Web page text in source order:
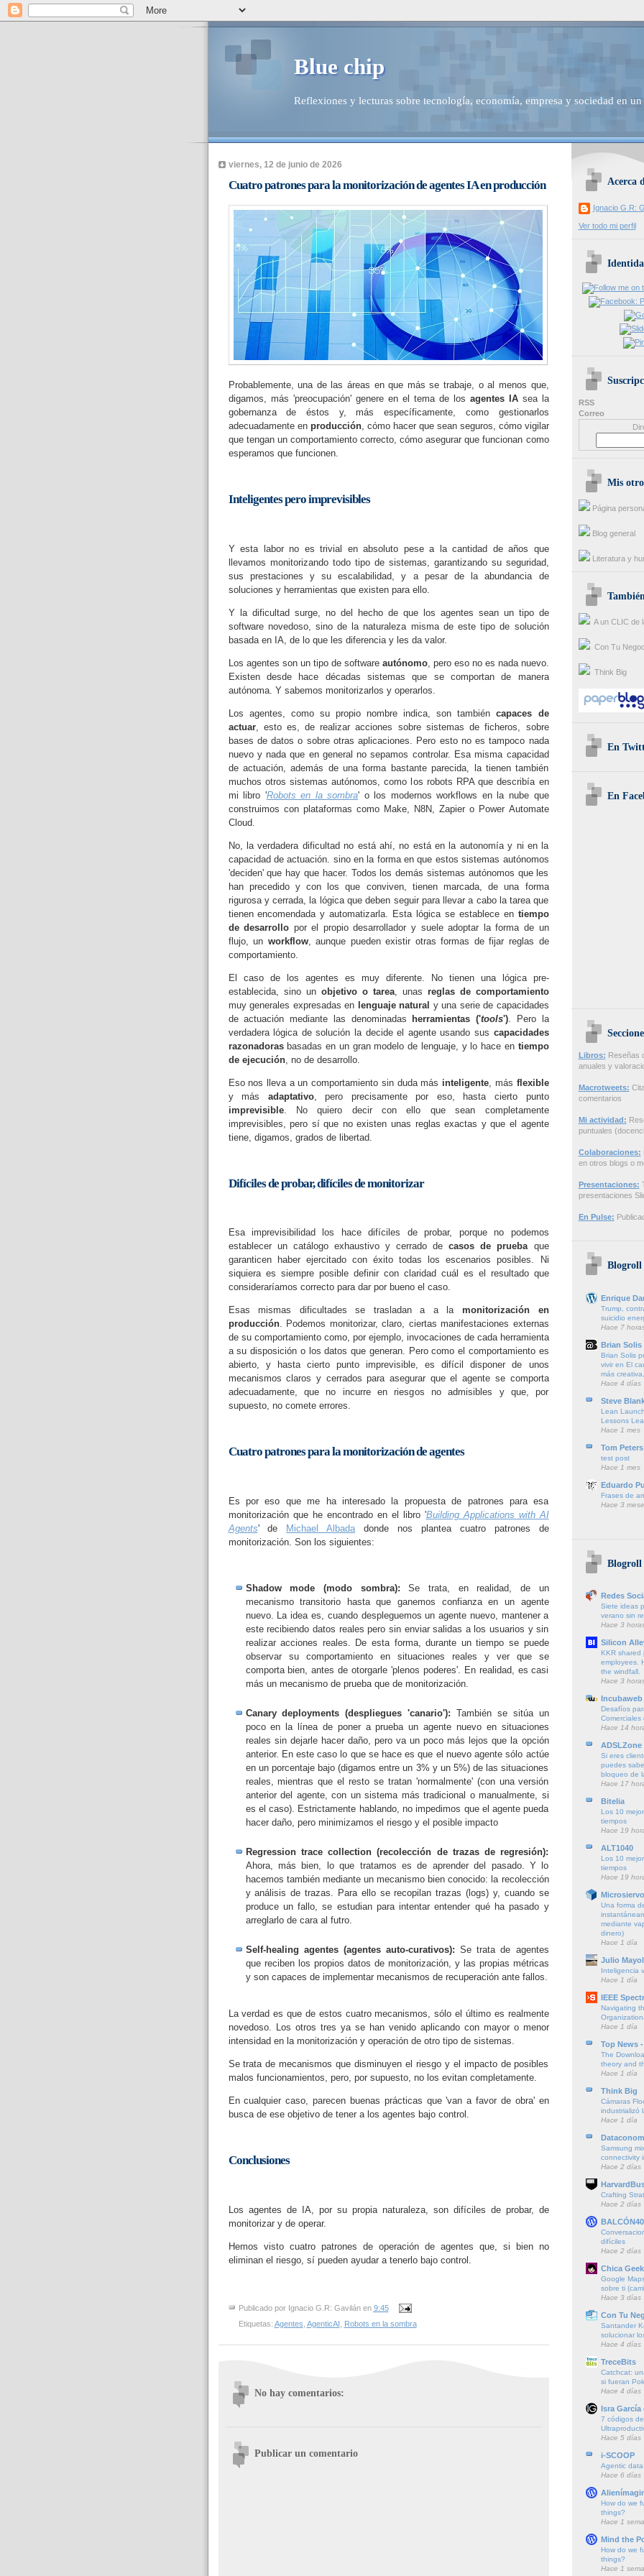
Blue chip
Reflexiones y lecturas sobre tecnología, economía, empresa y sociedad en
viernes, 12 de junio de 2026
Cuatro patrones para la monitorización de agentes IA en producción
Probablemente, una de las áreas en que más se trabaje, o al menos que,
digamos, más 'preocupación' genere en el tema de los agentes IAsea la
gobernanza de éstos y, más específicamente, como gestionarlos
adecuadamente en producción, cómo hacer que sean seguros, cómo vigilar
que tengan un comportamiento correcto, cómo asegurar que funcionan como
esperamos que funcionen.
Inteligentes pero imprevisibles
Y esta labor no es trivial en absoluto pese a la cantidad de años que
llevamos monitorizando todo tipo de sistemas, garantizando su seguridad,
sus prestaciones y su escalabilidad, y a pesar de la abundancia de
soluciones y herramientas que existen para ello.
Y la dificultad surge, no del hecho de que los agentes sean un tipo de
software novedoso, sino de la naturaleza misma de este tipo de solución
basada en IA, de lo que les diferencia y les da valor.
Los agentes son un tipo de software autónomo, pero eso no es nada nuevo.
Existen desde hace décadas sistemas que se comportan de manera
autónoma. Y sabemos monitorizarlos y operarlos.
Los agentes, como su propio nombre indica, son tambiéncapaces de
actuar, esto es, de realizar acciones sobre sistemas de ficheros, sobre
bases de datos o sobre otras aplicaciones. Pero esto no es tampoco nada
nuevo y nada que en general no sepamos controlar. Esa misma capacidad
de actuación, además de una forma bastante parecida, la tienen también
muchos otros sistemas autónomos, como los robots RPA que describía en
mi libro 'Robots en la sombra' o los modernos workflows en la nube que
construimos con plataformas como Make, N8N, Zapier o Power Automate
Cloud.
No, la verdadera dificultad no está ahí, no está en la autonomía y ni en la
capacidad de actuación. sino en la forma en que estos sistemas autónomos
'deciden' que hay que hacer. Todos los demás sistemas autónomos que les
han precedido y con los que conviven, tienen marcada, de una forma
rigurosa y cerrada, la lógica que deben seguir para llevar a cabo la tarea que
tienen encomendada y automatizarla. Esta lógica se establece en tiempo
de desarrollo por el propio desarrollador y suele adoptar la forma de un
flujo, un workflow, aunque pueden existir otras formas de fijar reglas de
comportamiento.
El caso de los agentes es muy diferente. No tienen una lógica pre-
establecida, sino un objetivo o tarea, unas reglas de comportamiento
muy generales expresadas en lenguaje natural y una serie de capacidades
de actuación mediante las denominadas herramientas ('tools') . Pero la
verdadera lógica de solución la decide el agente usando sus capacidades
razonadorasbasadas en un gran modelo de lenguaje, y lo hace en tiempo
de ejecución, no de desarrollo.
Eso nos lleva a un comportamiento sin duda más inteligente , más flexible
y más adaptativo, pero precisamente por eso, hasta cierto punto
imprevisible. No quiero decir con ello que sean completamente
imprevisibles, pero sí que no existen unas reglas exactas y que el agente
tiene, digamos, grados de libertad.
Difíciles de probar, difíciles de monitorizar
Esa imprevisibilidad los hace difíciles de probar, porque no podemos
establecer un catálogo exhaustivo y cerrado decasos de pruebaque
garanticen haber ejercitado con éxito todas los escenarios posibles. Ni
siquiera es siempre posible definir con claridad cuál es el resultado que
consideraríamos correcto para dar por bueno el caso.
Esas mismas dificultades se trasladan a a la monitorización en
producción. Podemos monitorizar, claro, ciertas manifestaciones externas
de su comportamiento como, por ejemplo, invocaciones de cada herramienta
a su disposición o los datos que generan. Pero como el comportamiento es
abierto, y hasta cierto punto imprevisible, es difícil disponer de unos
mecanismos claros y cerrados para asegurar que el agente se comporta
adecuadamente, que no incurre en riesgos no admisibles y que, por
supuesto, no comete errores.
Cuatro patrones para la monitorización de agentes
Es por eso que me ha interesado la propuesta de patrones para esa
monitorización que he encontrado en el libro 'Building Applications with AI
Agents' de Michael Albadadonde nos plantea cuatro patrones de
monitorización. Son los siguientes:
Shadow mode (modo sombra): Se trata, en realidad, de un
mecanismo transitorio hasta que ganemos confianza en un agente
nuevo. La idea es, cuando despleguemos un agente nuevo, mantener a
este recibiendo datos reales pero sin enviar salidas a los usuarios y sin
realizar acciones reales. De esta forma, durante un tiempo se puede
observar su comportamiento en situaciones reales y ver que se
comporta bien, antes de otorgarle 'plenos poderes'. En realidad, es casi
más un mecanismo de prueba que de monitorización.
Canary deployments (despliegues 'canario'): También se sitúa un
poco en la línea de poner a prueba un agente nuevo en situaciones
reales sin dejarle hacer daño, pero va un poco más lejos que la opción
anterior. En este caso lo que se hace es que el nuevo agente sólo actúe
en un porcentaje bajo (digamos entre un 3% y un 5%) de las situaciones
reales, mientras que el resto se tratan 'normalmente' (con una versión
anterior del agente, con un sistema más tradicional o manualmente, si
es el caso). Estrictamente hablando, no impedimos que el agente pueda
hacer daño, pero minimizamos el riesgo y el posible impacto
Regression trace collection (recolección de trazas de regresión):
Ahora, más bien, lo que tratamos es de aprender del pasado. Y lo
hacemos también mediante un mecanismo bien conocido: la recolección
y análisis de trazas. Para ello se recopilan trazas (logs) y, cuando se
produce un fallo, se estudian para intentar entender qué ha pasado y
arreglarlo de cara al futro.
Self-healing agentes (agentes auto-curativos): Se trata de agentes
que reciben los propios datos de monitorización, y las propias métricas
y son capaces de implementar mecanismos de recuperación ante fallos.
La verdad es que de estos cuatro mecanismos, sólo el último es realmente
novedoso. Los otros tres ya se han venido aplicando con mayor o menor
intensidad en la monitorización y operación de otro tipo de sistemas.
Se trata de mecanismos que disminuyen el riesgo y el impacto de posibles
malos funcionamientos, pero, por supuesto, no los evitan completamente.
En cualquier caso, parecen buenas prácticas que 'van a favor de obra' en
busca de ese objetivo de tener a los agentes bajo control.
Conclusiones
Los agentes de IA, por su propia naturaleza, son difíciles de probar, de
monitorizar y de operar.
Hemos visto cuatro patrones de operación de agentes que, si bien no
eliminan el riesgo, sí pueden ayudar a tenerlo bajo control.
Publicado por Ignacio G.R: Gavilán en 9:45
Etiquetas: Agentes AgenticAI Robots en la sombra
No hay comentarios:
Publicar un comentario
Acerca
Ignacio G.R:
Ver todo mi perfil
RSS
Correo
Mis
Página
Blog general
Literatura y
A un CLIC de
Con Tu
Think Big
En
En
Libros: Reseñas
anuales y
Macrotweets:
comentarios
Mi actividad:
puntuales
Colaboraciones:
en otros blogs o
Presentaciones:
presentaciones
En Pulse:
Blogroll
Enrique
Trump,
suicidio
Hace 7
Brian Solis
Brian Solis
vivir en El
más
Hace 4 días
Steve
Lean
Lessons
Hace 1 mes
Tom Peters
test post
Hace 1 mes
Eduardo
Frases de
Hace 3
Blogroll
Redes
Siete ideas
verano sin
Hace 3
Silicon
KKR shared
employees.
the windfall.
Hace 3
Incubaweb
Desafíos
Comerciales
Hace 14
ADSLZone
Si eres
puedes
bloqueo de
Hace 17
Bitelia
Los 10
tiempos
Hace 19
ALT1040
Los 10
tiempos
Hace 19
Una forma
mediante
dinero)
Hace 1 día
Julio Mayol
Inteligencia
Hace 1 día
IEEE
Navigating
Hace 1 día
Top News
The
theory and
Hace 1 día
Think Big
Cámaras
industrializó
Hace 1 día
Samsung
connectivity
Hace 2 días
Crafting
Hace 2 días
BALCÓN40
difíciles
Hace 2 días
Chica Geek
Google
sobre ti
Hace 3 días
Con Tu
Santander
solucionar
Hace 4 días
TreceBits
Catchcat:
si fueran
Hace 4 días
Isra García
7 códigos
Hace 5 días
i-SCOOP
Agentic
Hace 6 días
How do we
things?
Hace 1
Mind the
How do we
things?
Hace 1